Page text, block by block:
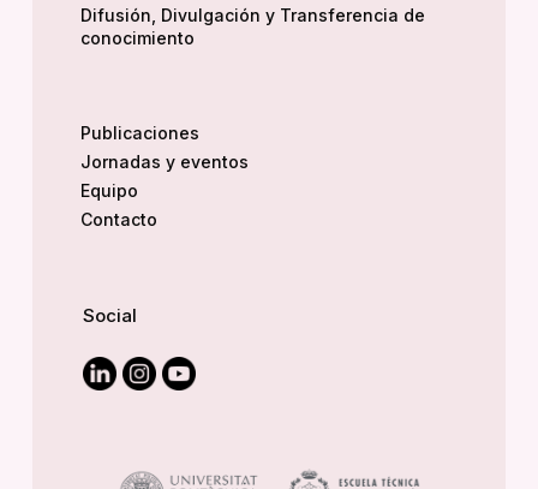
Difusión, Divulgación y Transferencia de
conocimiento
Publicaciones
Jornadas y eventos
Equipo
Contacto
Social